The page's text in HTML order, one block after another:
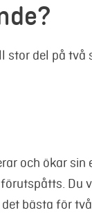
stor del på två
och ökar sin
Du
bästa för